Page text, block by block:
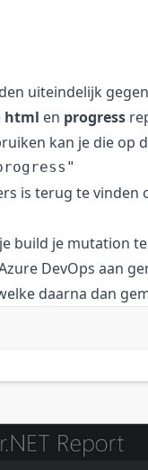
uiteindelijk
html en progress
kan je die op
is terug te vinden
build je mutation
DevOps aan
daarna dan